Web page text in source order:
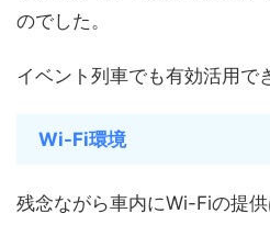
のでした。
イベント列車でも有効活用で
Wi-Fi環境
残念ながら車内にWi-Fiの提供